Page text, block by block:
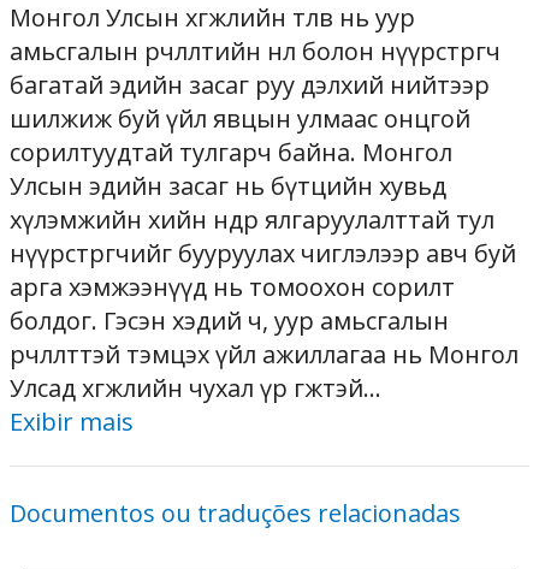
Монгол Улсын хөгжлийн төлөв нь уур
амьсгалын өөрчлөлтийн нөлөө болон нүүрстөрөгч
багатай эдийн засаг руу дэлхий нийтээр
шилжиж буй үйл явцын улмаас онцгой
сорилтуудтай тулгарч байна. Монгол
Улсын эдийн засаг нь бүтцийн хувьд
хүлэмжийн хийн өндөр ялгаруулалттай тул
нүүрстөрөгчийг бууруулах чиглэлээр авч буй
арга хэмжээнүүд нь томоохон сорилт
болдог. Гэсэн хэдий ч, уур амьсгалын
өөрчлөлттэй тэмцэх үйл ажиллагаа нь Монгол
Улсад хөгжлийн чухал үр өгөөжтэй...
Exibir mais
Documentos ou traduções relacionadas